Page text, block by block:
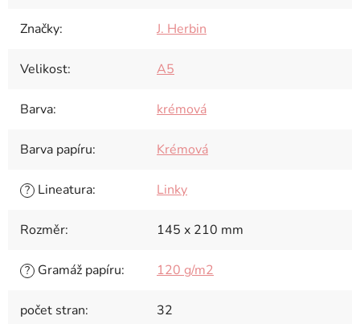
Značky: J. Herbin
Velikost: A5
Barva: krémová
Barva papíru: Krémová
? Lineatura: Linky
Rozměr: 145 x 210 mm
? Gramáž papíru: 120 g/m2
počet stran: 32